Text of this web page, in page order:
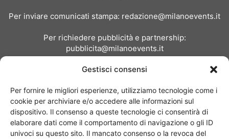
Gestisci consensi
Per fornire le migliori esperienze, utilizziamo tecnologie come i
cookie per archiviare e/o accedere alle informazioni sul
dispositivo. Il consenso a queste tecnologie ci consentirà di
elaborare dati come il comportamento di navigazione o gli ID
univoci su questo sito. Il mancato consenso o la revoca del
Per inviare comunicati stampa: redazione@milanoevents.it
Per richiedere pubblicità e partnership:
pubblicita@milanoevents.it